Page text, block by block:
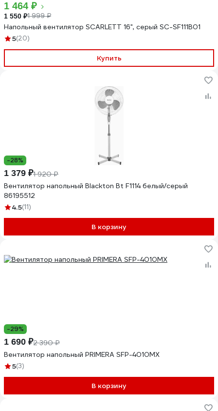
1 464 ₽
1 550 ₽1 999 ₽
Напольный вентилятор SCARLETT 16", cерый SC-SF111B01
5(20)
Купить
-28%
1 379 ₽1 920 ₽
Вентилятор напольный Blackton Bt F1114 белый/серый
86195512
4.5(11)
В корзину
-29%
1 690 ₽2 390 ₽
Вентилятор напольный PRIMERA SFP-4010MX
5(3)
В корзину